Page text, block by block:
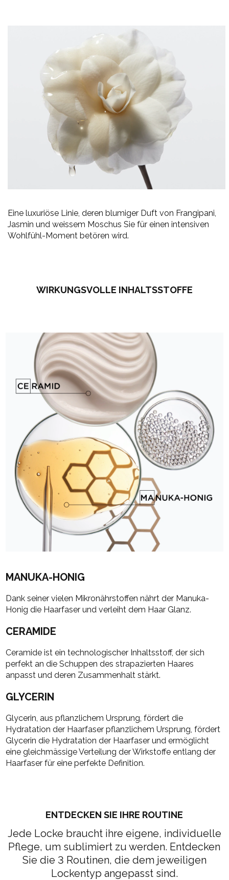
Eine luxuriöse Linie, deren blumiger Duft von Frangipani,
Jasmin und weissem Moschus Sie für einen intensiven
Wohlfühl-Moment betören wird.
WIRKUNGSVOLLE INHALTSSTOFFE
MANUKA-HONIG
Dank seiner vielen Mikronährstoffen nährt der Manuka-
Honig die Haarfaser und verleiht dem Haar Glanz.
CERAMIDE
Ceramide ist ein technologischer Inhaltsstoff, der sich
perfekt an die Schuppen des strapazierten Haares
anpasst und deren Zusammenhalt stärkt.
GLYCERIN
Glycerin, aus pflanzlichem Ursprung, fördert die
Hydratation der Haarfaser pflanzlichem Ursprung, fördert
Glycerin die Hydratation der Haarfaser und ermöglicht
eine gleichmässige Verteilung der Wirkstoffe entlang der
Haarfaser für eine perfekte Definition.
ENTDECKEN SIE IHRE ROUTINE
Jede Locke braucht ihre eigene, individuelle
Pflege, um sublimiert zu werden. Entdecken
Sie die 3 Routinen, die dem jeweiligen
Lockentyp angepasst sind.